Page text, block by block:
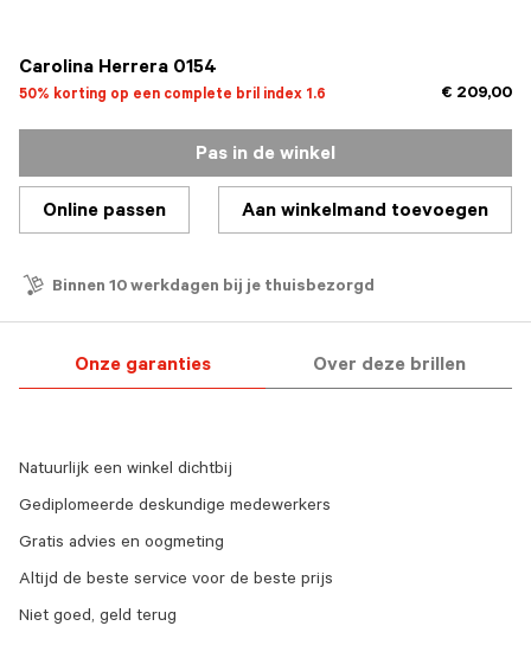
Carolina Herrera 0154
50% korting op een complete bril index 1.6 € 209,00
Pas in de winkel
Online passen Aan winkelmand toevoegen
Binnen 10 werkdagen bij je thuisbezorgd
Onze garanties Over deze brillen
Natuurlijk een winkel dichtbij
Gediplomeerde deskundige medewerkers
Gratis advies en oogmeting
Altijd de beste service voor de beste prijs
Niet goed, geld terug